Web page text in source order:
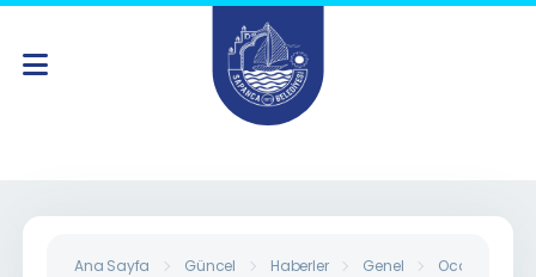
Ana Sayfa Güncel Haberler Genel Ocak 2026